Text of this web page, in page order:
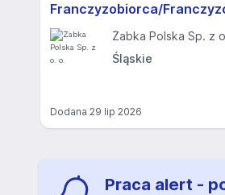
Żabka Polska Sp. z
Śląskie
Dodana 29 lip 2026
Praca alert -